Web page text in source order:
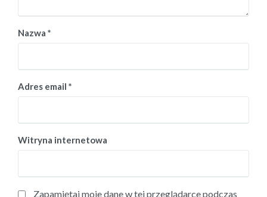
Nazwa *
Adres email *
Witryna internetowa
Zapamiętaj moje dane w tej przeglądarce podczas